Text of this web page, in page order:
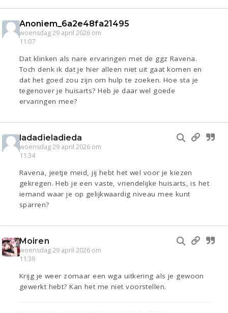
Anoniem_6a2e48fa21495
woensdag 29 april 2026 om
11:07
Dat klinken als nare ervaringen met de ggz Ravena.
Toch denk ik dat je hier alleen niet uit gaat komen en
dat het goed zou zijn om hulp te zoeken. Hoe sta je
tegenover je huisarts? Heb je daar wel goede
ervaringen mee?
ladadieladieda
woensdag 29 april 2026 om
11:34
Ravena, jeetje meid, jij hebt het wel voor je kiezen
gekregen. Heb je een vaste, vriendelijke huisarts, is het
iemand waar je op gelijkwaardig niveau mee kunt
sparren?
Moiren
woensdag 29 april 2026 om
11:39
Krijg je weer zomaar een wga uitkering als je gewoon
gewerkt hebt? Kan het me niet voorstellen.